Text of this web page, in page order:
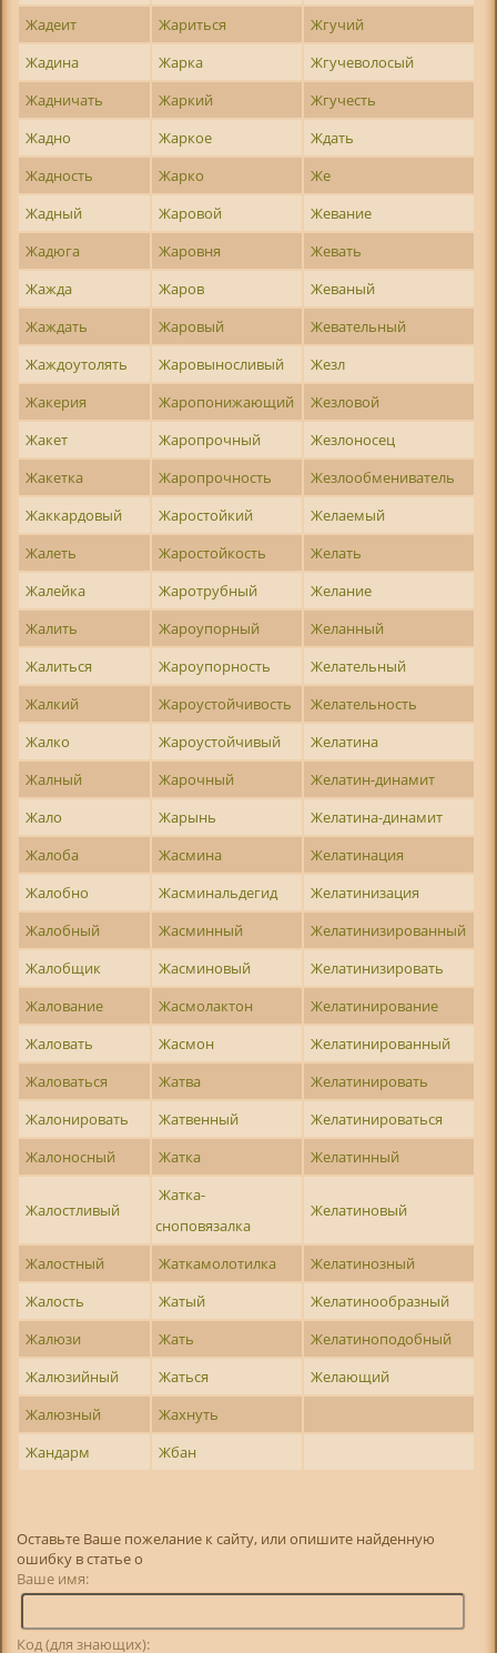
Жадеит
Жариться
Жгучий
Жадина
Жарка
Жгучеволосый
Жадничать
Жаркий
Жгучесть
Жадно
Жаркое
Ждать
Жадность
Жарко
Же
Жадный
Жаровой
Жевание
Жадюга
Жаровня
Жевать
Жажда
Жаров
Жеваный
Жаждать
Жаровый
Жевательный
Жаждоутолять
Жаровыносливый
Жезл
Жакерия
Жаропонижающий
Жезловой
Жакет
Жаропрочный
Жезлоносец
Жакетка
Жаропрочность
Жезлообмениватель
Жаккардовый
Жаростойкий
Желаемый
Жалеть
Жаростойкость
Желать
Жалейка
Жаротрубный
Желание
Жалить
Жароупорный
Желанный
Жалиться
Жароупорность
Желательный
Жалкий
Жароустойчивость
Желательность
Жалко
Жароустойчивый
Желатина
Жалный
Жарочный
Желатин-динамит
Жало
Жарынь
Желатина-динамит
Жалоба
Жасмина
Желатинация
Жалобно
Жасминальдегид
Желатинизация
Жалобный
Жасминный
Желатинизированный
Жалобщик
Жасминовый
Желатинизировать
Жалование
Жасмолактон
Желатинирование
Жаловать
Жасмон
Желатинированный
Жаловаться
Жатва
Желатинировать
Жалонировать
Жатвенный
Желатинироваться
Жалоносный
Жатка Желатинный
Жалостливый
Жатка-
сноповязалка
Желатиновый
Жалостный Жаткамолотилка
Желатинозный
Жалость
Жатый
Желатинообразный
Жалюзи
Жать
Желатиноподобный
Жалюзийный
Жаться
Желающий
Жалюзный
Жахнуть
Жандарм
Жбан
Оставьте Ваше пожелание к сайту, или опишите найденную
ошибку в статье о
Ваше имя:
Код (для знающих):